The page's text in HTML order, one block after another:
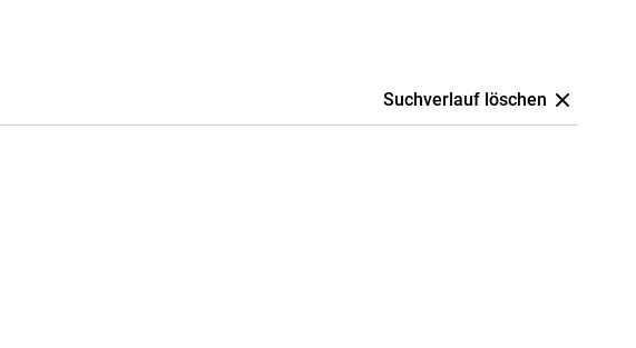
Suchverlauf löschen